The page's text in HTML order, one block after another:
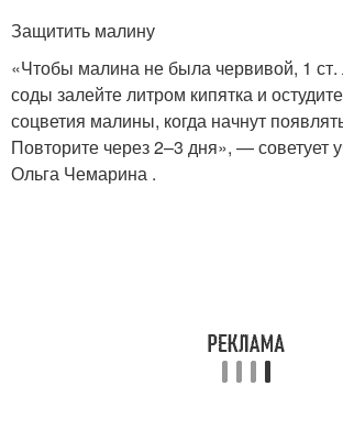
Защитить малину
«Чтобы малина не была червивой, 1 ст.
соды залейте литром кипятка и
соцветия малины, когда начнут
Повторите через 2–3 дня», — советует
Ольга Чемарина .